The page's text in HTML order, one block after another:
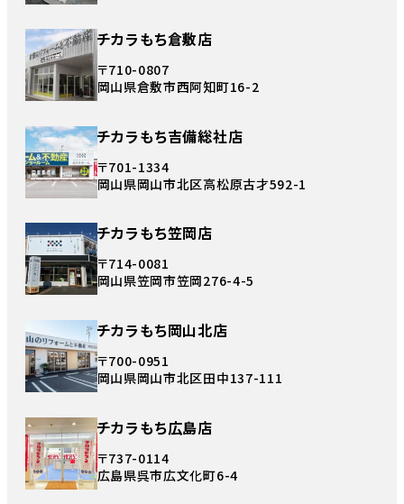
チカラもち倉敷店
〒710-0807
岡山県倉敷市西阿知町16-2
チカラもち吉備総社店
〒701-1334
岡山県岡山市北区高松原古才592-1
チカラもち笠岡店
〒714-0081
岡山県笠岡市笠岡276-4-5
チカラもち岡山北店
〒700-0951
岡山県岡山市北区田中137-111
チカラもち広島店
〒737-0114
広島県呉市広文化町6-4